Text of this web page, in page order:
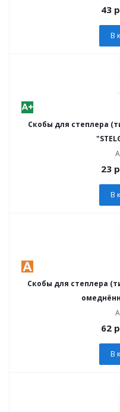
43
В
Скобы для степлера
23
В
Скобы для степлера
62
В